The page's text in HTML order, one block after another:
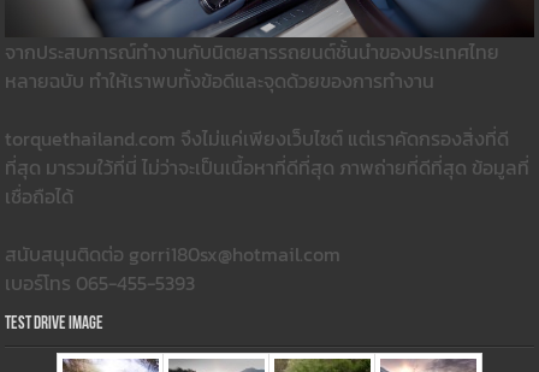
จากประสบการณ์ทำงานกับนิตยสารรถยนต์ชั้นนำของประเทศไทย
หลายฉบับ ทำให้เราพบทั้งข้อดีและจุดด้วยของการทำงาน
torquethailand.com จึงไม่แค่เพียงเว็บไซต์ แต่เราคัดกรองสิ่งที่ดี
ที่สุด มารวมใว้ที่นี่ ไม่ว่าจะเป็นเนื้อหาที่ดีที่สุด ภาพถ่ายที่ดีที่สุด ข้อมูลที่
เชื่อถือได้
สนับสนุนติดต่อ gorri180sx@hotmail.com
เบอร์โทร 065-455-5393
Test Drive Image